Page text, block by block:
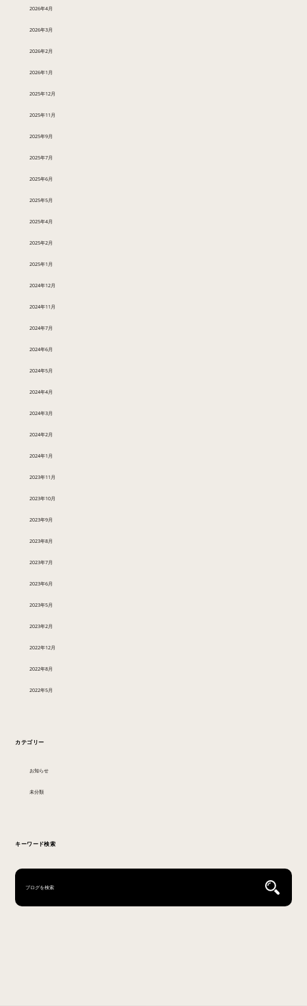
2026年4月
2026年3月
2026年2月
2026年1月
2025年12月
2025年11月
2025年9月
2025年7月
2025年6月
2025年5月
2025年4月
2025年2月
2025年1月
2024年12月
2024年11月
2024年7月
2024年6月
2024年5月
2024年4月
2024年3月
2024年2月
2024年1月
2023年11月
2023年10月
2023年9月
2023年8月
2023年7月
2023年6月
2023年5月
2023年2月
2022年12月
2022年8月
2022年5月
カテゴリー
お知らせ
未分類
キーワード検索